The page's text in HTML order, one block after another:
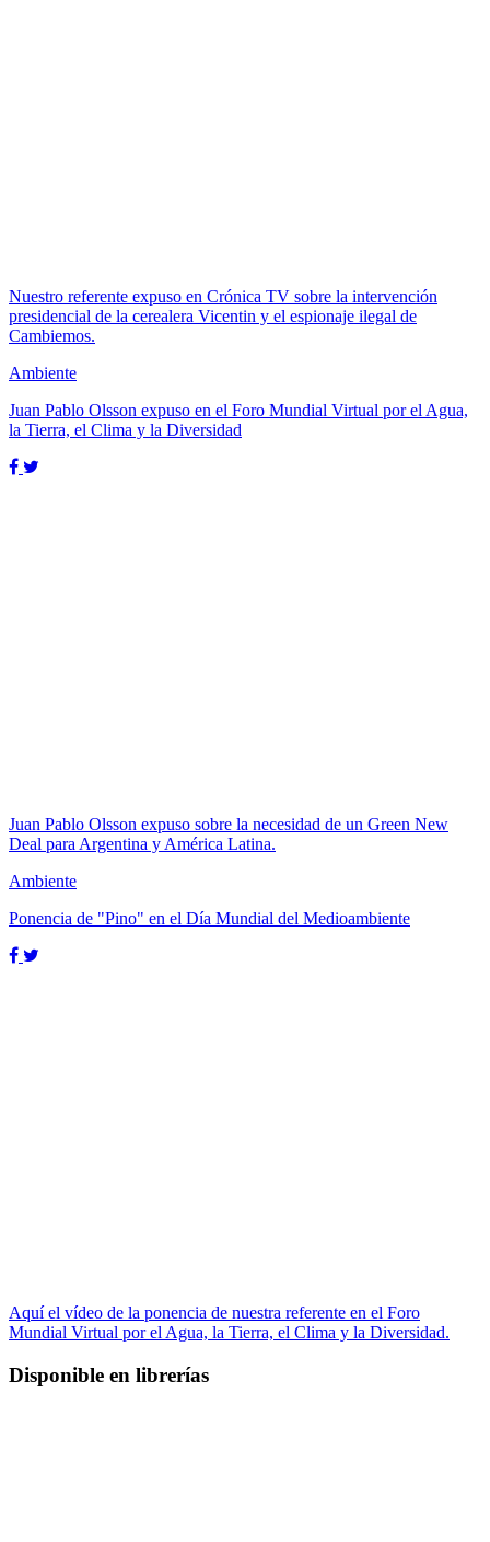
Nuestro referente expuso en Crónica TV sobre la intervención
presidencial de la cerealera Vicentin y el espionaje ilegal de
Cambiemos.
Ambiente
Juan Pablo Olsson expuso en el Foro Mundial Virtual por el Agua,
la Tierra, el Clima y la Diversidad
Juan Pablo Olsson expuso sobre la necesidad de un Green New
Deal para Argentina y América Latina.
Ambiente
Ponencia de "Pino" en el Día Mundial del Medioambiente
Aquí el vídeo de la ponencia de nuestra referente en el Foro
Mundial Virtual por el Agua, la Tierra, el Clima y la Diversidad.
Disponible en librerías